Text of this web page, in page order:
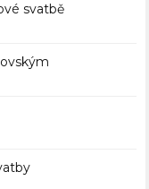
svatbě